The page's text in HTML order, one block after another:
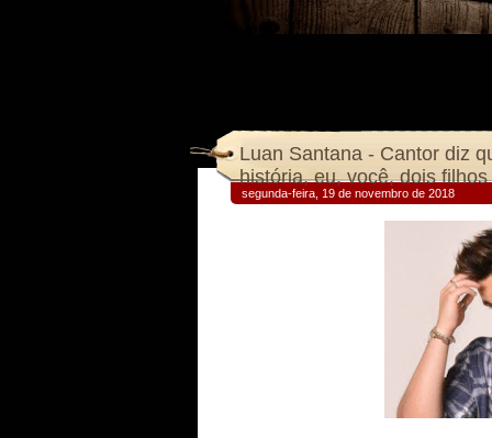
Luan Santana - Cantor diz
história, eu, você, dois
segunda-feira, 19 de novembro de 2018